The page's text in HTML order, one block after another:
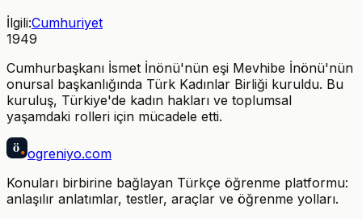
İlgili:Cumhuriyet
1949
Cumhurbaşkanı İsmet İnönü'nün eşi Mevhibe İnönü'nün
onursal başkanlığında Türk Kadınlar Birliği kuruldu. Bu
kuruluş, Türkiye'de kadın hakları ve toplumsal
yaşamdaki rolleri için mücadele etti.
ö ogreniyo.com
Konuları birbirine bağlayan Türkçe öğrenme platformu:
anlaşılır anlatımlar, testler, araçlar ve öğrenme yolları.